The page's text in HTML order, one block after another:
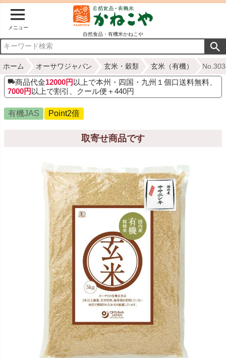
メニュー
自然食品・有機米かねこや
ホーム オーサワジャパン 玄米・穀類 玄米（有機）
商品代金12000円 以上で本州・四国・九州１個口送料無料、
7000円 以上で割引、クール便＋440円
有機JAS Point2倍
取寄せ商品です